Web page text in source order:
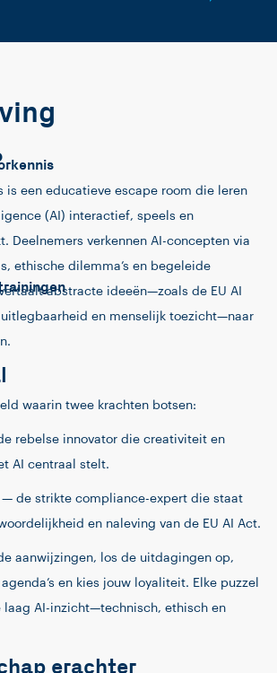
is een educatieve escape room die leren
(AI) interactief, speels en
Deelnemers verkennen AI-concepten via
ethische dilemma’s en begeleide
abstracte ideeën—zoals de EU AI
uitlegbaarheid en menselijk toezicht—naar
waarin twee krachten botsen:
rebelse innovator die creativiteit en
AI centraal stelt.
de strikte compliance-expert die staat
en naleving van de EU AI Act.
aanwijzingen, los de uitdagingen op,
en kies jouw loyaliteit. Elke puzzel
laag AI-inzicht—technisch, ethisch en
erachter